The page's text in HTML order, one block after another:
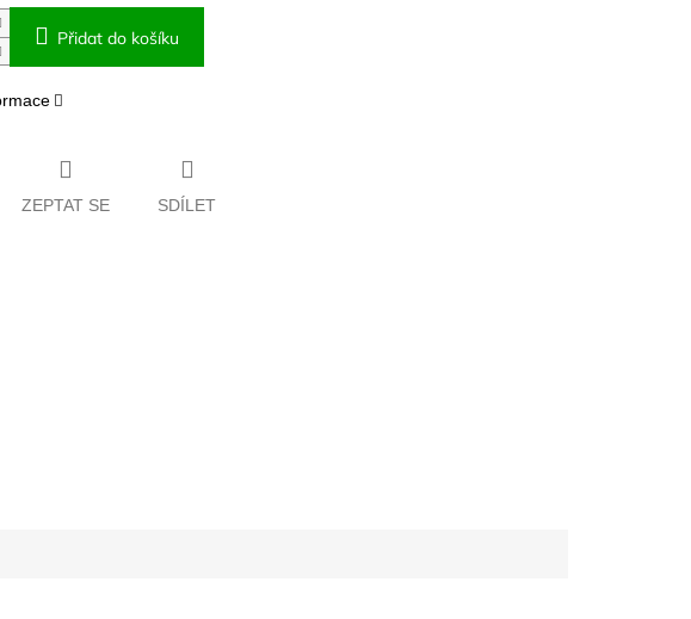
Přidat do košíku
ZEPTAT SE SDÍLET